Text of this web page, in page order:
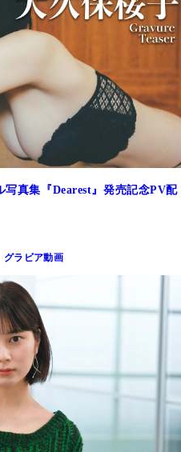
写真集『Dearest』発売記念PV配
グラビア動画